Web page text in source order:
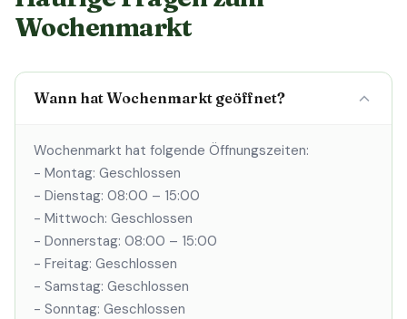
Wochenmarkt
Wann hat Wochenmarkt geöffnet?
Wochenmarkt hat folgende Öffnungszeiten:
- Montag: Geschlossen
- Dienstag: 08:00 – 15:00
- Mittwoch: Geschlossen
- Donnerstag: 08:00 – 15:00
- Freitag: Geschlossen
- Samstag: Geschlossen
- Sonntag: Geschlossen